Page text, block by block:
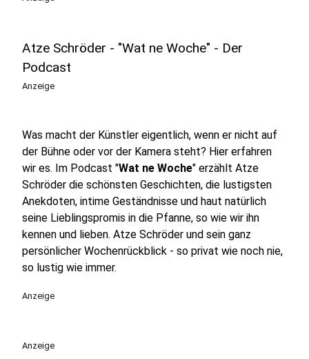
Atze Schröder - "Wat ne Woche" - Der
Podcast
Anzeige
Was macht der Künstler eigentlich, wenn er nicht auf
der Bühne oder vor der Kamera steht? Hier erfahren
wir es. Im Podcast "Wat ne Woche" erzählt Atze
Schröder die schönsten Geschichten, die lustigsten
Anekdoten, intime Geständnisse und haut natürlich
seine Lieblingspromis in die Pfanne, so wie wir ihn
kennen und lieben. Atze Schröder und sein ganz
persönlicher Wochenrückblick - so privat wie noch nie,
so lustig wie immer.
Anzeige
Anzeige